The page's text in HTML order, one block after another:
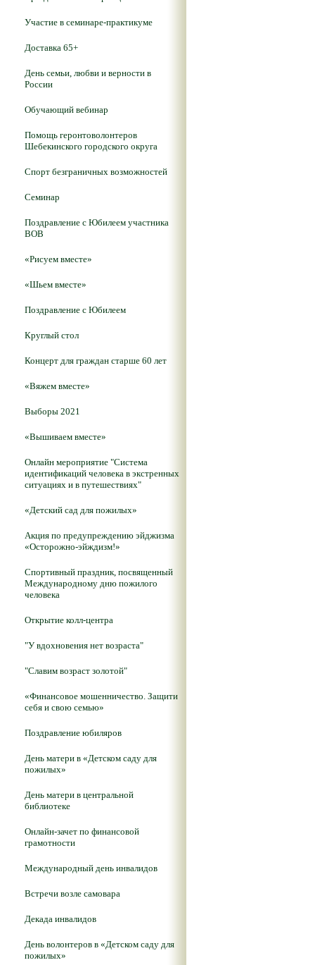
Участие в семинаре-практикуме
Доставка 65+
День семьи, любви и верности в
России
Обучающий вебинар
Помощь геронтоволонтеров
Шебекинского городского округа
Спорт безграничных возможностей
Семинар
Поздравление с Юбилеем участника
ВОВ
«Рисуем вместе»
«Шьем вместе»
Поздравление с Юбилеем
Круглый стол
Концерт для граждан старше 60 лет
«Вяжем вместе»
Выборы 2021
«Вышиваем вместе»
Онлайн мероприятие "Система
идентификаций человека в экстренных
ситуациях и в путешествиях"
«Детский сад для пожилых»
Акция по предупреждению эйджизма
«Осторожно-эйждизм!»
Спортивный праздник, посвященный
Международному дню пожилого
человека
Открытие колл-центра
"У вдохновения нет возраста"
"Славим возраст золотой"
«Финансовое мошенничество. Защити
себя и свою семью»
Поздравление юбиляров
День матери в «Детском саду для
пожилых»
День матери в центральной
библиотеке
Онлайн-зачет по финансовой
грамотности
Международный день инвалидов
Встречи возле самовара
Декада инвалидов
День волонтеров в «Детском саду для
пожилых»